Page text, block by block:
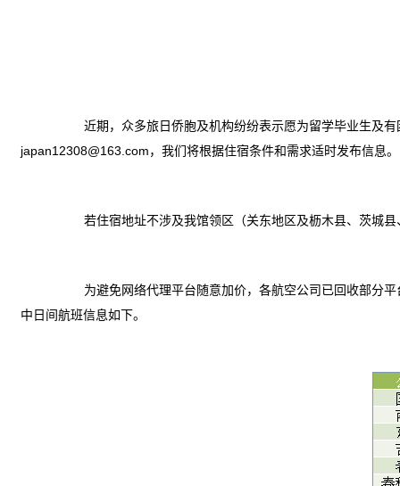
近期，众多旅日侨胞及机构纷纷表示愿为留学毕业生及
japan12308@163.com，我们将根据住宿条件和需求适时发布信息。
若住宿地址不涉及我馆领区（关东地区及枥木县、茨城
为避免网络代理平台随意加价，各航空公司已回收部分平
中日间航班信息如下。